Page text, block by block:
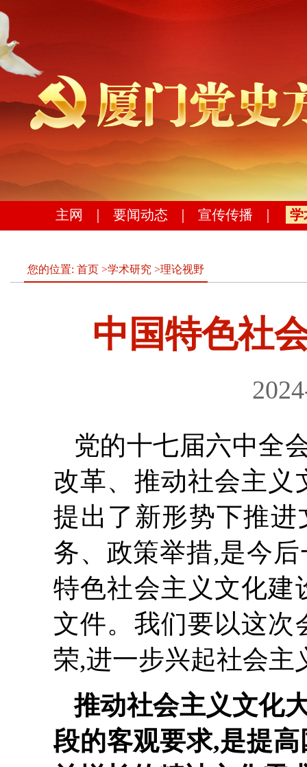
主网 要闻动态 宣传传播 学
您的位置: 首页 >学术研究 >理论视野
中国特色社
党的十七届六中全
改革、推动社会主义
提出了新形势下推
务、政策举措,是今
特色社会主义文化建
文件。我们要以这次
荣,进一步兴起社会主
推动社会主义文化
段的客观要求,是提